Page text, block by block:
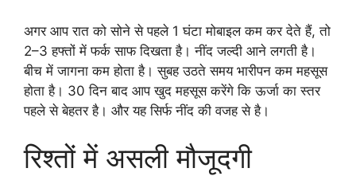
अगर आप रात को सोने से पहले 1 घंटा मोबाइल कम कर देते हैं, तो
2–3 हफ्तों में फर्क साफ दिखता है। नींद जल्दी आने लगती है।
बीच में जागना कम होता है। सुबह उठते समय भारीपन कम महसूस
होता है। 30 दिन बाद आप खुद महसूस करेंगे कि ऊर्जा का स्तर
पहले से बेहतर है। और यह सिर्फ नींद की वजह से है।
रिश्तों में असली मौजूदगी